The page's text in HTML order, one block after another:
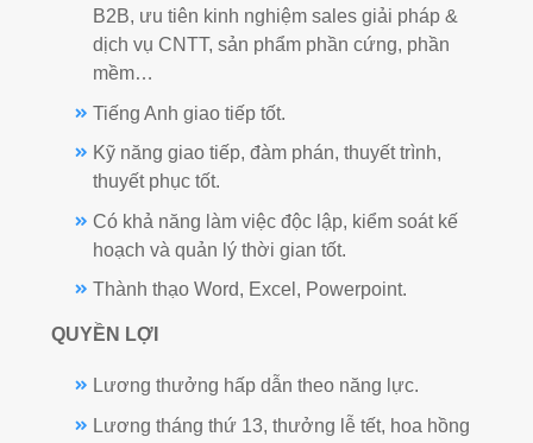
B2B, ưu tiên kinh nghiệm sales giải pháp &
dịch vụ CNTT, sản phẩm phần cứng, phần
mềm…
Tiếng Anh giao tiếp tốt.
Kỹ năng giao tiếp, đàm phán, thuyết trình,
thuyết phục tốt.
Có khả năng làm việc độc lập, kiểm soát kế
hoạch và quản lý thời gian tốt.
Thành thạo Word, Excel, Powerpoint.
QUYỀN LỢI
Lương thưởng hấp dẫn theo năng lực.
Lương tháng thứ 13, thưởng lễ tết, hoa hồng